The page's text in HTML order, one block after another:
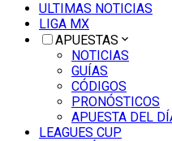
ULTIMAS NOTICIAS
LIGA MX
APUESTAS
NOTICIAS
GUÍAS
CÓDIGOS
PRONÓSTICOS
APUESTA DEL
LEAGUES CUP